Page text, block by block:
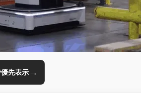
先表示→